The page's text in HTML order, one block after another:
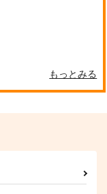
もっとみる